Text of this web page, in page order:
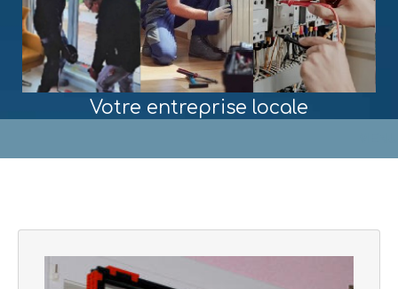
Votre entreprise locale